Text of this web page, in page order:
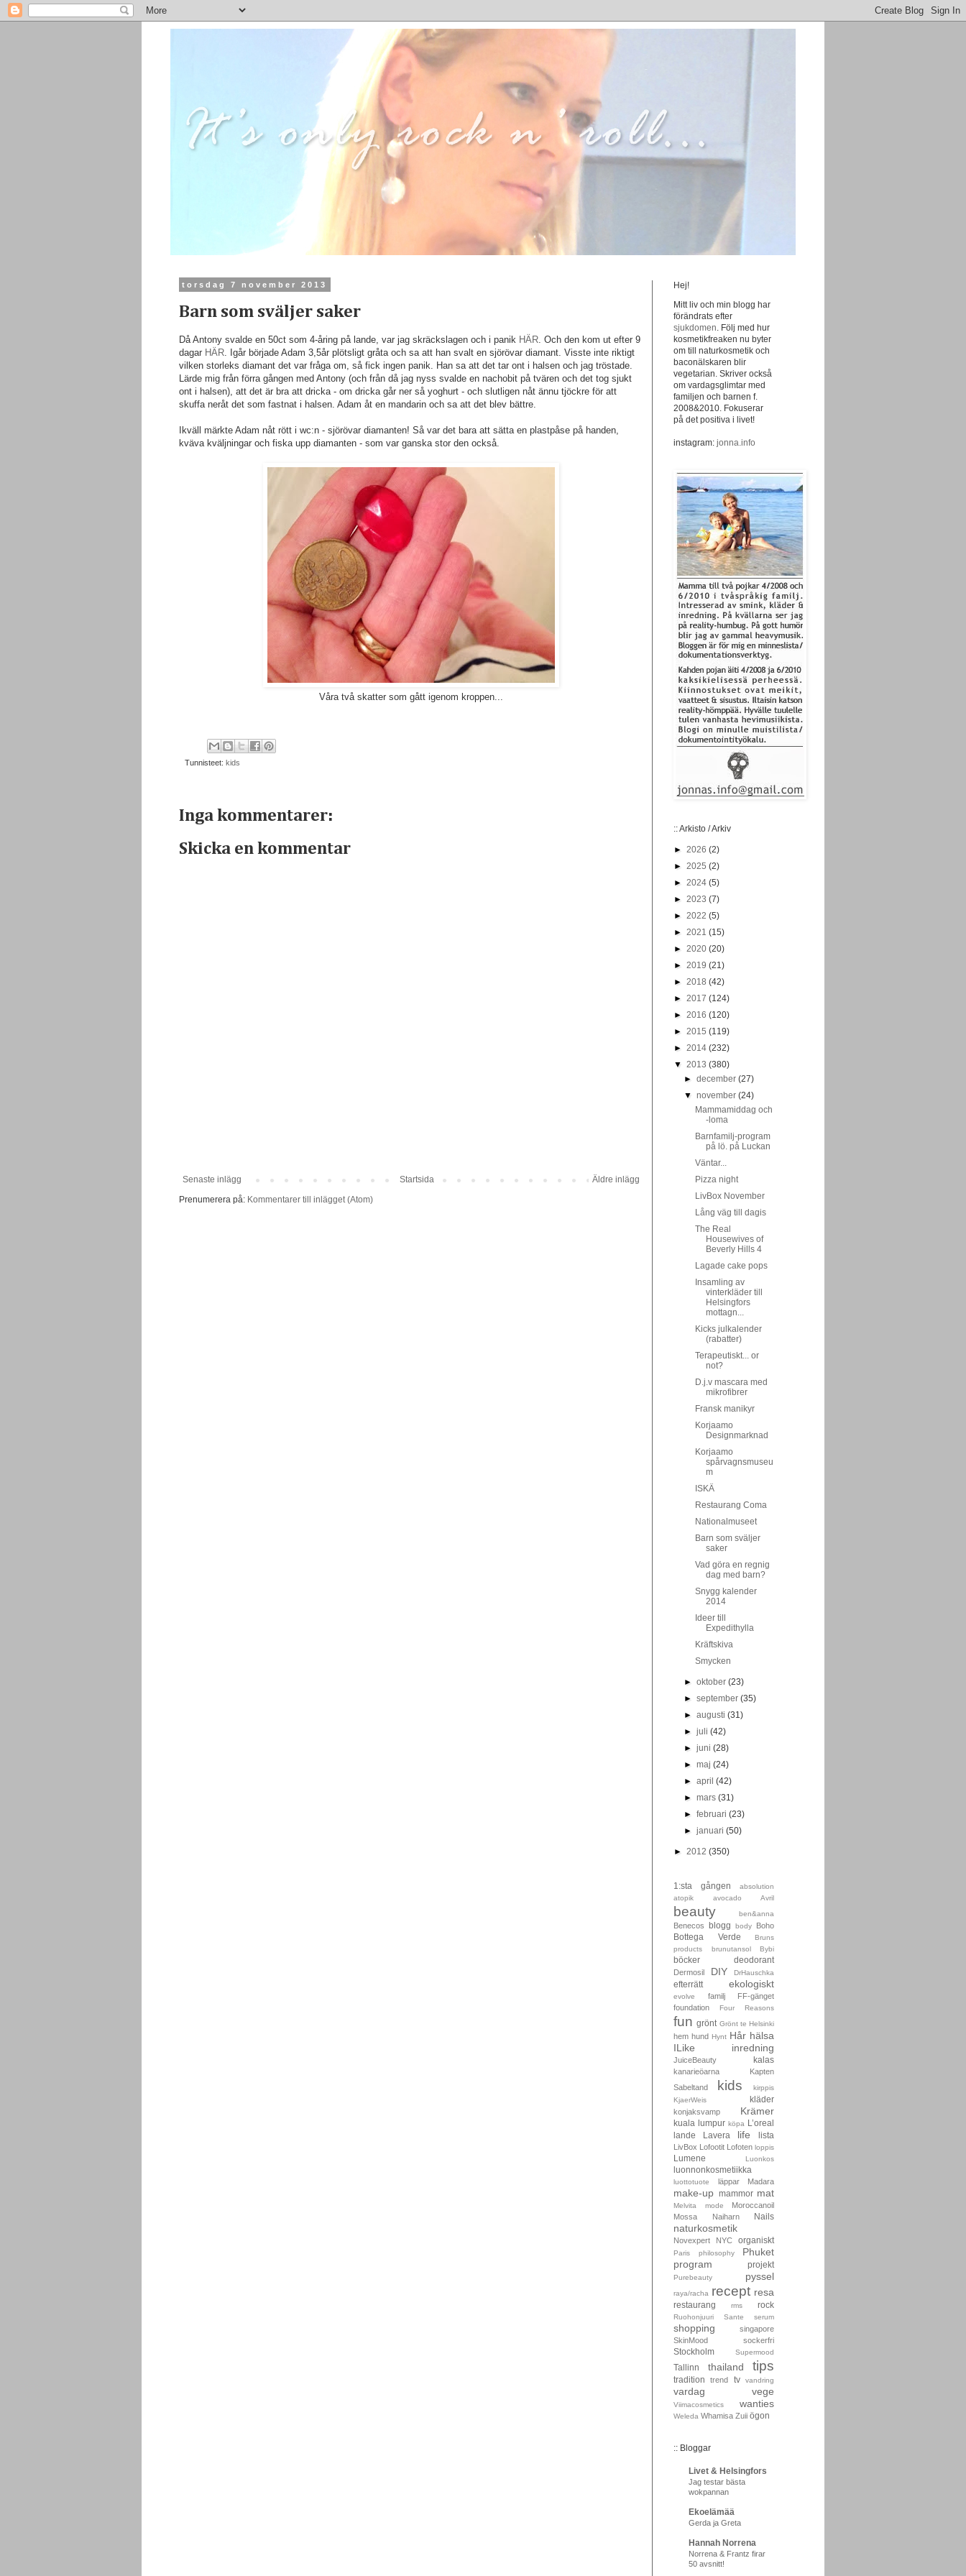
torsdag 7 november 2013
Barn som sväljer saker
Då Antony svalde en 50ct som 4-åring på lande, var jag skräckslagen och i panik HÄR. Och den kom ut efter 9
dagar HÄR. Igår började Adam 3,5år plötsligt gråta och sa att han svalt en sjörövar diamant. Visste inte riktigt
vilken storleks diamant det var fråga om, så fick ingen panik. Han sa att det tar ont i halsen och jag tröstade.
Lärde mig från förra gången med Antony (och från då jag nyss svalde en nachobit på tvären och det tog sjukt
ont i halsen), att det är bra att dricka - om dricka går ner så yoghurt - och slutligen nåt ännu tjöckre för att
skuffa neråt det som fastnat i halsen. Adam åt en mandarin och sa att det blev bättre.
Ikväll märkte Adam nåt rött i wc:n - sjörövar diamanten! Så var det bara att sätta en plastpåse på handen,
kväva kväljningar och fiska upp diamanten - som var ganska stor den också.
Våra två skatter som gått igenom kroppen...
Tunnisteet: kids
Inga kommentarer:
Skicka en kommentar
Senaste inlägg Äldre inlägg
Startsida
Prenumerera på: Kommentarer till inlägget (Atom)
Hej!
Mitt liv och min blogg har
förändrats efter
sjukdomen. Följ med hur
kosmetikfreaken nu byter
om till naturkosmetik och
baconälskaren blir
vegetarian. Skriver också
om vardagsglimtar med
familjen och barnen f.
2008&2010. Fokuserar
på det positiva i livet!
instagram: jonna.info
:: Arkisto / Arkiv
► 2026 (2)
► 2025 (2)
► 2024 (5)
► 2023 (7)
► 2022 (5)
► 2021 (15)
► 2020 (20)
► 2019 (21)
► 2018 (42)
► 2017 (124)
► 2016 (120)
► 2015 (119)
► 2014 (232)
▼ 2013 (380)
►december(27)
▼november(24)
Mammamiddag och
-loma
Barnfamilj-program
på lö. på Luckan
Väntar...
Pizza night
LivBox November
Lång väg till dagis
The Real
Housewives of
Beverly Hills 4
Lagade cake pops
Insamling av
vinterkläder till
Helsingfors
mottagn...
Kicks julkalender
(rabatter)
Terapeutiskt... or
not?
D.j.v mascara med
mikrofibrer
Fransk manikyr
Korjaamo
Designmarknad
Korjaamo
spårvagnsmuseu
m
ISKÄ
Restaurang Coma
Nationalmuseet
Barn som sväljer
saker
Vad göra en regnig
dag med barn?
Snygg kalender
2014
Ideer till
Expedithylla
Kräftskiva
Smycken
►oktober(23)
►september(35)
►augusti(31)
►juli(42)
►juni(28)
►maj(24)
►april(42)
►mars(31)
►februari(23)
►januari(50)
► 2012 (350)
1:sta gången
absolution
atopik
avocado Avril
beauty ben&anna
Benecos blogg body Boho
Bottega Verde
Bruns
products
brunutansol Bybi
böcker deodorant
Dermosil DIY DrHauschka
efterrätt ekologiskt
evolve familj
FF-gänget
foundation
Four Reasons
fun grönt Grönt te Helsinki
hem hund Hynt Hår hälsa
ILike
inredning
JuiceBeauty kalas
kanarieöarna
Kapten
Sabeltand
kids
kirppis
KjaerWeis
kläder
konjaksvamp Krämer
kuala lumpur köpa
L’oreal
lande
Lavera life lista
LivBox Lofootit Lofoten loppis
Lumene Luonkos
luonnonkosmetiikka
luottotuote läppar Madara
make-up mammor mat
Melvita mode
Moroccanoil
Mossa
Naiharn Nails
naturkosmetik
Novexpert NYC organiskt
Paris philosophy
Phuket
program
projekt
Purebeauty pyssel
raya/racha recept resa
restaurang rms rock
Ruohonjuuri Sante serum
shopping
singapore
SkinMood
sockerfri
Stockholm Supermood
Tallinn thailand tips
tradition trend tv vandring
vardag vege
Viimacosmetics wanties
Weleda Whamisa Zuii ögon
:: Bloggar
Livet & Helsingfors
Jag testar bästa
wokpannan
Ekoelämää
Gerda ja Greta
Hannah Norrena
Norrena & Frantz firar
50 avsnitt!